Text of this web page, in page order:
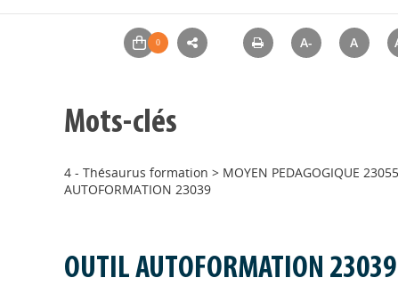
A- A
Mots-clés
4 - Thésaurus formation > MOYEN PEDAGOGIQUE 23055
AUTOFORMATION 23039
OUTIL AUTOFORMATION 23039